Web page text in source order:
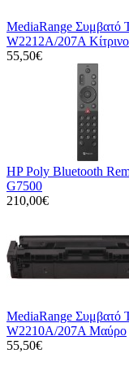
MediaRange Συμβατό
W2212A/207A Κίτρινο
55,50€
HP Poly Bluetooth
G7500
210,00€
MediaRange Συμβατό
W2210A/207A Μαύρο
55,50€